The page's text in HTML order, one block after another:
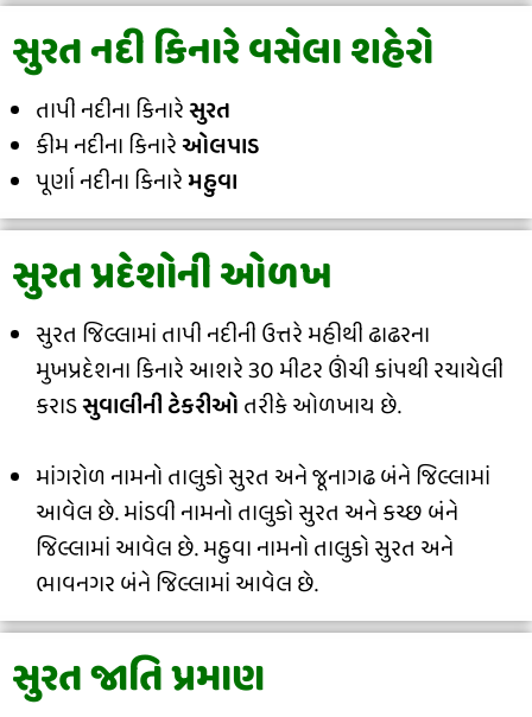
સુરત નદી કિનારે વસેલા શહેરો
તાપી નદીના કિનારેસુરત
કીમ નદીના કિનારેઓલપાડ
પૂર્ણા નદીના કિનારેમહુવા
સુરત પ્રદેશોની ઓળખ
સુરત જિલ્લામાં તાપી નદીની ઉત્તરે મહીથી ઢાઢરના
મુખપ્રદેશના કિનારે આશરે 30 મીટર ઊંચી કાંપથી રચાયેલી
કરાડસુવાલીની ટેકરીઓતરીકે ઓળખાય છે.
માંગરોળ નામનો તાલુકો સુરત અને જૂનાગઢ બંને જિલ્લામાં
આવેલ છે. માંડવી નામનો તાલુકો સુરત અને કચ્છ બંને
જિલ્લામાં આવેલ છે. મહુવા નામનો તાલુકો સુરત અને
ભાવનગર બંને જિલ્લામાં આવેલ છે.
સુરત જાતિ પ્રમાણ